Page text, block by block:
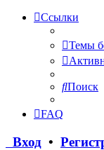
Ссылки
Темы
Поиск
FAQ
Вход •